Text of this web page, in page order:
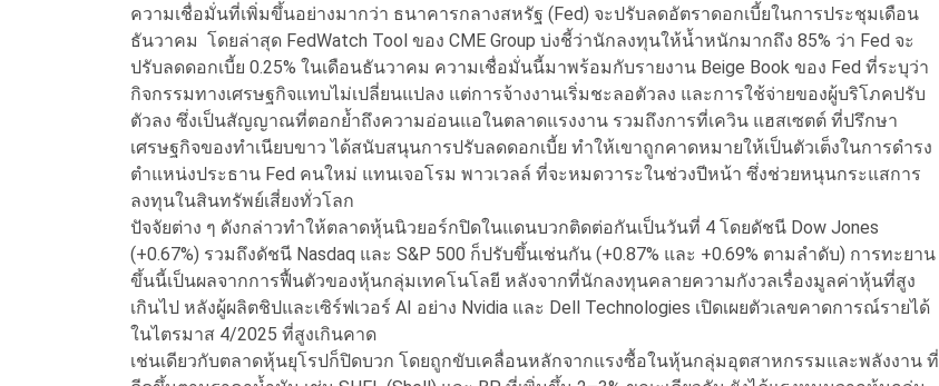
ความเชื่อมั่นที่เพิ่มขึ้นอย่างมากว่า ธนาคารกลางสหรัฐ (Fed) จะปรับลดอัตราดอกเบี้ยในการประชุมเดือน
ธันวาคม โดยล่าสุด FedWatch Tool ของ CME Group บ่งชี้ว่านักลงทุนให้น้ำหนักมากถึง 85% ว่า Fed จะ
ปรับลดดอกเบี้ย 0.25% ในเดือนธันวาคม ความเชื่อมั่นนี้มาพร้อมกับรายงาน Beige Book ของ Fed ที่ระบุว่า
กิจกรรมทางเศรษฐกิจแทบไม่เปลี่ยนแปลง แต่การจ้างงานเริ่มชะลอตัวลง และการใช้จ่ายของผู้บริโภคปรับ
ตัวลง ซึ่งเป็นสัญญาณที่ตอกย้ำถึงความอ่อนแอในตลาดแรงงาน รวมถึงการที่เควิน แฮสเซตต์ ที่ปรึกษา
เศรษฐกิจของทำเนียบขาว ได้สนับสนุนการปรับลดดอกเบี้ย ทำให้เขาถูกคาดหมายให้เป็นตัวเต็งในการดำรง
ตำแหน่งประธาน Fed คนใหม่ แทนเจอโรม พาวเวลล์ ที่จะหมดวาระในช่วงปีหน้า ซึ่งช่วยหนุนกระแสการ
ลงทุนในสินทรัพย์เสี่ยงทั่วโลก
ปัจจัยต่าง ๆ ดังกล่าวทำให้ตลาดหุ้นนิวยอร์กปิดในแดนบวกติดต่อกันเป็นวันที่ 4 โดยดัชนี Dow Jones
(+0.67%) รวมถึงดัชนี Nasdaq และ S&P 500 ก็ปรับขึ้นเช่นกัน (+0.87% และ +0.69% ตามลำดับ) การทะยาน
ขึ้นนี้เป็นผลจากการฟื้นตัวของหุ้นกลุ่มเทคโนโลยี หลังจากที่นักลงทุนคลายความกังวลเรื่องมูลค่าหุ้นที่สูง
เกินไป หลังผู้ผลิตชิปและเซิร์ฟเวอร์ AI อย่าง Nvidia และ Dell Technologies เปิดเผยตัวเลขคาดการณ์รายได้
ในไตรมาส 4/2025 ที่สูงเกินคาด
เช่นเดียวกับตลาดหุ้นยุโรปก็ปิดบวก โดยถูกขับเคลื่อนหลักจากแรงซื้อในหุ้นกลุ่มอุตสาหกรรมและพลังงาน ที่